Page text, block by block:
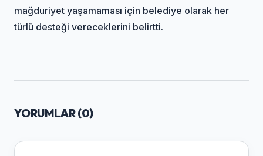
mağduriyet yaşamaması için belediye olarak her
türlü desteği vereceklerini belirtti.
YORUMLAR (0)